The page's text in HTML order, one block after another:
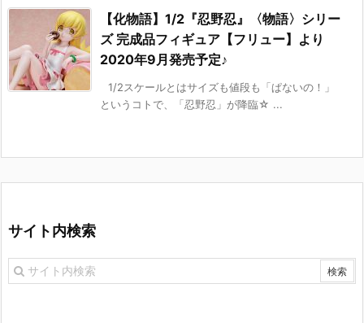
【化物語】1/2『忍野忍』〈物語〉シリー
ズ 完成品フィギュア【フリュー】より
2020年9月発売予定♪
1/2スケールとはサイズも値段も「ぱないの！」
というコトで、「忍野忍」が降臨☆ ...
サイト内検索